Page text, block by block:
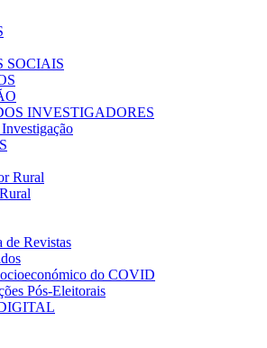
SOCIAIS
INVESTIGADORES
Rural
de Revistas
do COVID
Pós-Eleitorais